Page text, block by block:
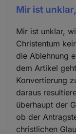
Mir ist
Mir ist unklar,
Christentum
die Ablehnung
dem Artikel
Konvertierung
daraus
überhaupt der
ob der
christlichen